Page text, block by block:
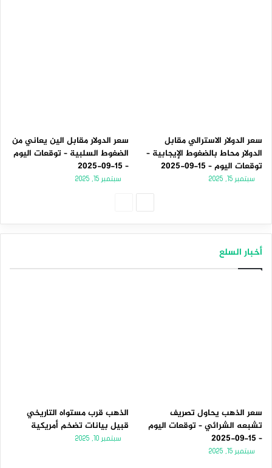
سعر الدولار الاسترالي مقابل
الدولار محاط بالضغوط الإيجابية –
توقعات اليوم – 15-09-2025
سبتمبر 15, 2025
سعر الدولار مقابل الين يعاني من
الضغوط السلبية – توقعات اليوم
– 15-09-2025
سبتمبر 15, 2025
أخبار السلع
سعر الذهب يحاول تصريف
تشبعه الشرائي – توقعات اليوم
– 15-09-2025
سبتمبر 15, 2025
الذهب قرب مستواه التاريخي
قبيل بيانات تضخم أمريكية
سبتمبر 10, 2025